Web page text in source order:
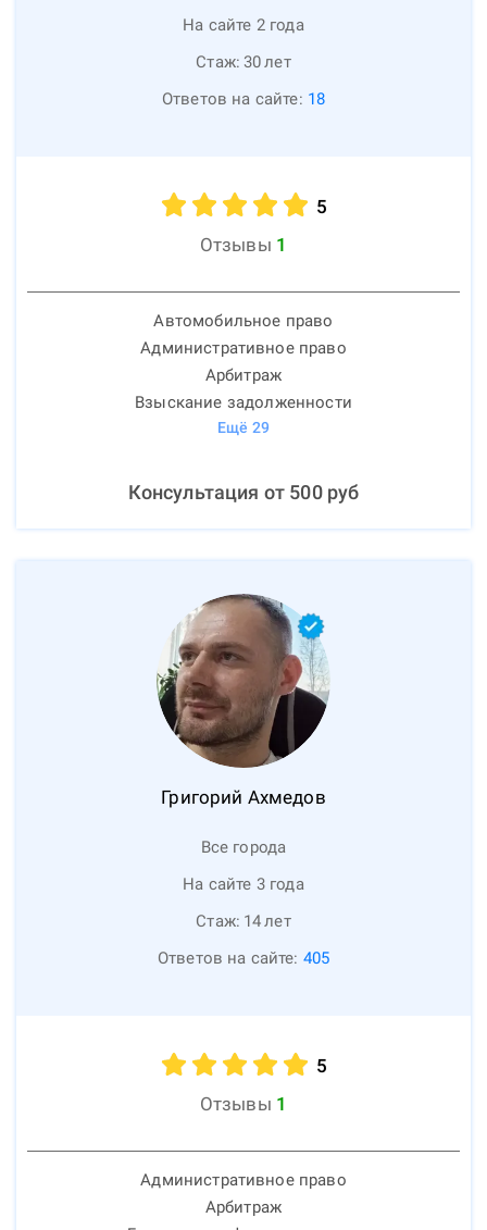
На сайте 2 года
Стаж: 30лет
Ответов на сайте: 18
5
Отзывы 1
Автомобильное право
Административное право
Арбитраж
Взыскание задолженности
Ещё 29
Консультация от 500руб
Григорий Ахмедов
Все города
На сайте 3 года
Стаж: 14лет
Ответов на сайте: 405
5
Отзывы 1
Административное право
Арбитраж